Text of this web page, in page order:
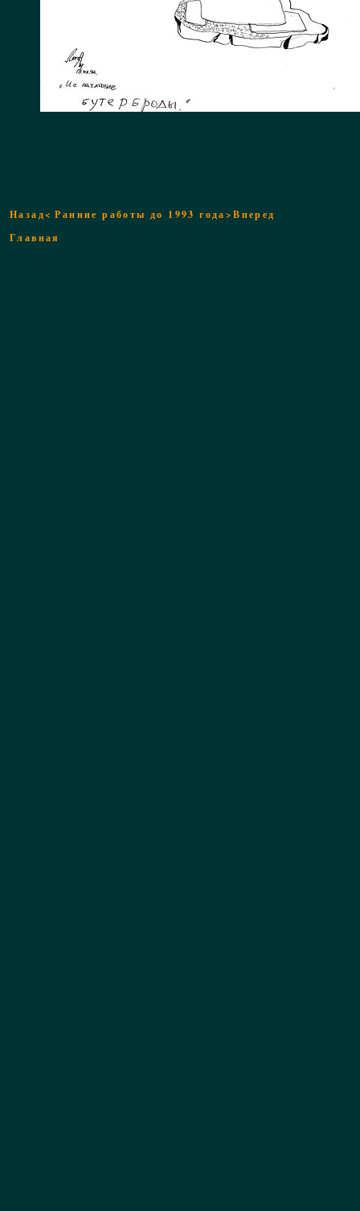
Назад< Ранние работы до 1993 года>Вперед
Главная